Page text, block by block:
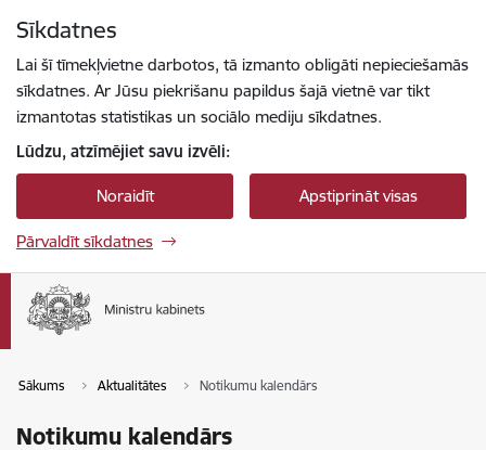
Sīkdatnes
Lai šī tīmekļvietne darbotos, tā izmanto obligāti nepieciešamās
sīkdatnes. Ar Jūsu piekrišanu papildus šajā vietnē var tikt
izmantotas statistikas un sociālo mediju sīkdatnes.
Lūdzu, atzīmējiet savu izvēli:
Noraidīt Apstiprināt visas
Pārvaldīt sīkdatnes
Sākums Aktualitātes Notikumu kalendārs
Notikumu kalendārs